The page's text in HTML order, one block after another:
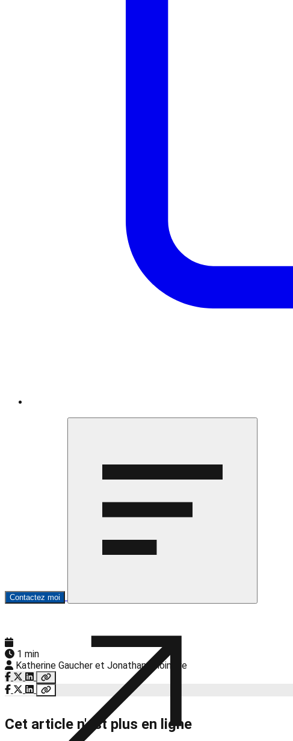
Contactez moi
1 min
Katherine Gaucher et Jonathan Choinière
Cet article n'est plus en ligne